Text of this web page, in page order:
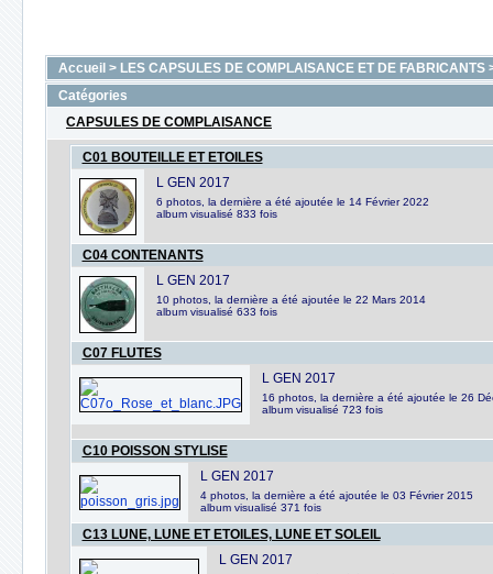
Accueil > LES CAPSULES DE COMPLAISANCE ET DE FABRICANTS
Catégories
CAPSULES DE COMPLAISANCE
C01 BOUTEILLE ET ETOILES
L GEN 2017
6 photos, la dernière a été ajoutée le 14 Février 2022
album visualisé 833 fois
C04 CONTENANTS
L GEN 2017
10 photos, la dernière a été ajoutée le 22 Mars 2014
album visualisé 633 fois
C07 FLUTES
L GEN 2017
16 photos, la dernière a été ajoutée le 26
album visualisé 723 fois
C10 POISSON STYLISE
L GEN 2017
4 photos, la dernière a été ajoutée le 03 Février 2015
album visualisé 371 fois
C13 LUNE, LUNE ET ETOILES, LUNE ET SOLEIL
L GEN 2017